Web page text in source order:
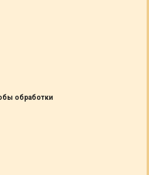
обработки